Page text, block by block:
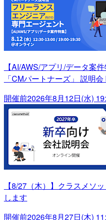
【AI/AWS/アプリ/データ案
「CMパートナーズ」 説明
開催前2026年8月12日(水)
【8/27（木）】クラスメソ
します
開催前2026年8月27日(木)